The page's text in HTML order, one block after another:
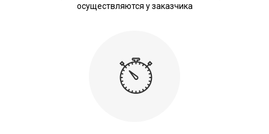
осуществляются у заказчика